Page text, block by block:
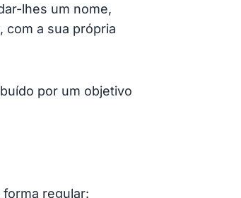
lhes um nome,
com a sua própria
por um objetivo
regular: